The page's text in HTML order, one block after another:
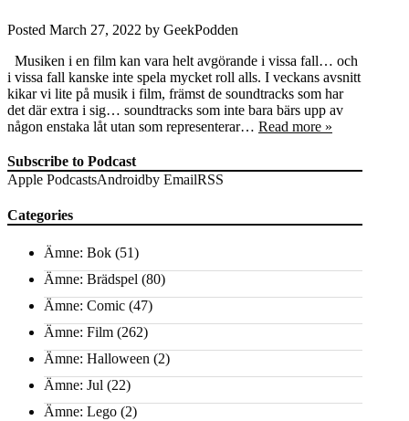
Posted March 27, 2022 by GeekPodden
Musiken i en film kan vara helt avgörande i vissa fall… och
i vissa fall kanske inte spela mycket roll alls. I veckans avsnitt
kikar vi lite på musik i film, främst de soundtracks som har
det där extra i sig… soundtracks som inte bara bärs upp av
någon enstaka låt utan som representerar… Read more »
Subscribe to Podcast
Apple PodcastsAndroidby EmailRSS
Categories
Ämne: Bok (51)
Ämne: Brädspel (80)
Ämne: Comic (47)
Ämne: Film (262)
Ämne: Halloween (2)
Ämne: Jul (22)
Ämne: Lego (2)